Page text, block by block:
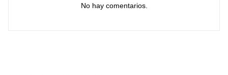
No hay comentarios.